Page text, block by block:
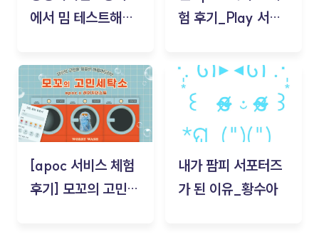
에서 밈 테스트해보
험 후기_Play 서비
김태현
[apoc 서비스 체험
후기] 모꼬의 고민세
내가 팜피 서포터즈
가 된 이유_황수아